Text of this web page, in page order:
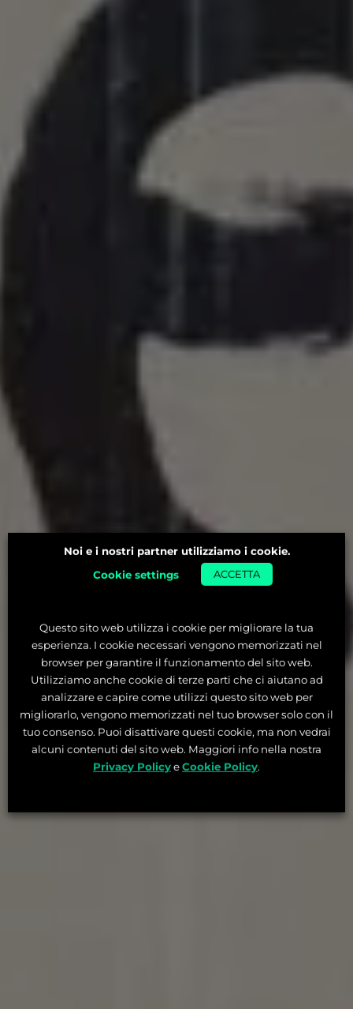
Noi e i nostri partner utilizziamo i cookie.
Cookie settings
ACCETTA
Questo sito web utilizza i cookie per migliorare la tua
esperienza. I cookie necessari vengono memorizzati nel
browser per garantire il funzionamento del sito web.
Utilizziamo anche cookie di terze parti che ci aiutano ad
analizzare e capire come utilizzi questo sito web per
migliorarlo, vengono memorizzati nel tuo browser solo con il
tuo consenso. Puoi disattivare questi cookie, ma non vedrai
alcuni contenuti del sito web. Maggiori info nella nostra
Privacy PolicyeCookie Policy.